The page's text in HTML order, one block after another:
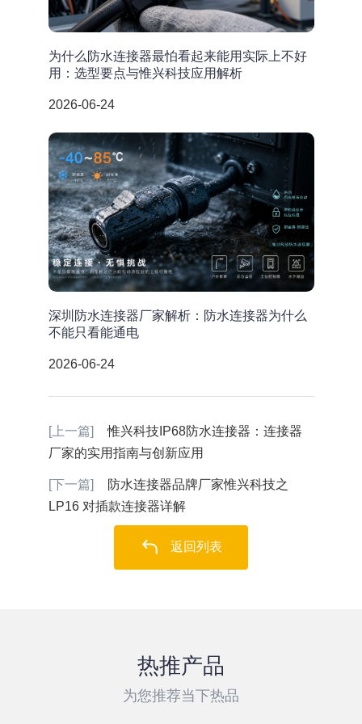
为什么防水连接器最怕看起来能用实际上不好
用：选型要点与惟兴科技应用解析
2026-06-24
深圳防水连接器厂家解析：防水连接器为什么
不能只看能通电
2026-06-24
[上一篇]
惟兴科技IP68防水连接器：连接器
厂家的实用指南与创新应用
[下一篇]
防水连接器品牌厂家惟兴科技之
LP16 对插款连接器详解
返回列表
热推产品
为您推荐当下热品